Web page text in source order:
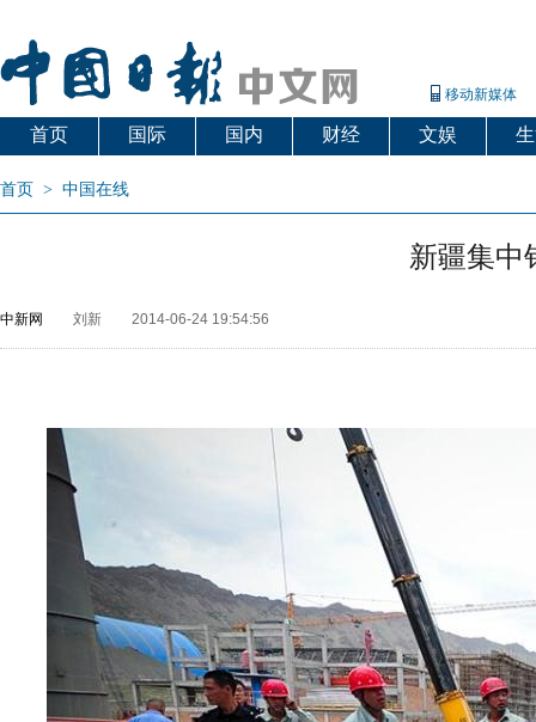
移动新媒体
首页 国际 国内 财经 文娱
首页 > 中国在线
新疆集中
中新网 刘新 2014-06-24 19:54:56